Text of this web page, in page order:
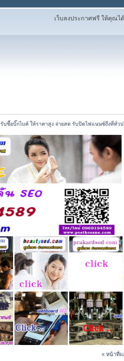
เว็บลงประกาศฟรี ให้คุณ
รับซื้อบิ๊กไบค์ ให้ราคาสูง จ่ายสด รับปิดไฟแนนซ์ถึงที่ทั่วป
« หน้าที่แ